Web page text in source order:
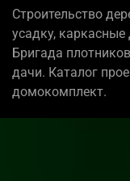
Строительство
усадку,
Бригада
дачи. Каталог
домокомплект.